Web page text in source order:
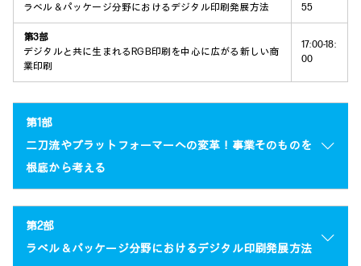
ラベル＆パッケージ分野におけるデジタル印刷発展方法
55
第3部
デジタルと共に生まれるRGB印刷を中心に広がる新しい商
業印刷
17:00-18:
00
第1部
二刀流やプラットフォーマーへの変革！事業そのものを
根底から考える
第2部
ラベル＆パッケージ分野におけるデジタル印刷発展方法